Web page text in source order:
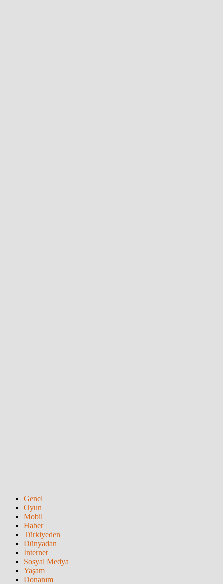
Genel
Oyun
Mobil
Haber
Türkiyeden
Dünyadan
İnternet
Sosyal Medya
Yaşam
Donanım